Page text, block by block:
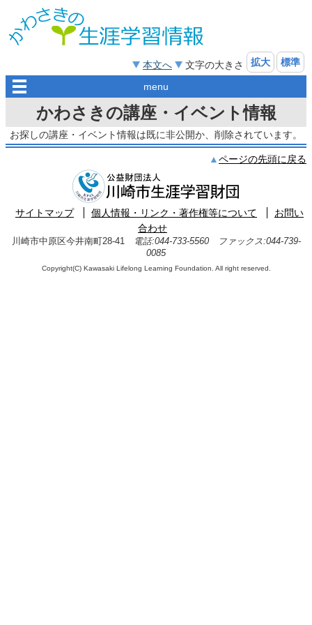
本文へ 文字の大きさ 拡大 標準
menu
かわさきの講座・イベント情報
お探しの講座・イベント情報は既に非公開か、削除されています。
ページの先頭に戻る
サイトマップ 個人情報・リンク・著作権等について
お問い
合わせ
川崎市中原区今井南町28-41
電話:044-733-5560 ファックス:044-739-
0085
Copyright(C) Kawasaki Lifelong Learning Foundation. All right reserved.